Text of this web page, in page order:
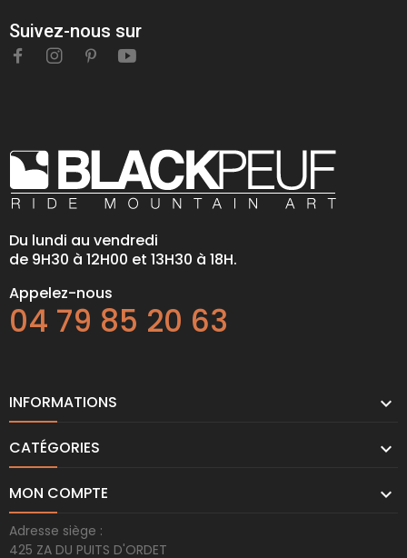
Suivez-nous sur
Du lundi au vendredi
de 9H30 à 12H00 et 13H30 à 18H.
Appelez-nous
04 79 85 20 63
INFORMATIONS 
CATÉGORIES 
MON COMPTE 
Adresse siège :
425 ZA DU PUITS D'ORDET